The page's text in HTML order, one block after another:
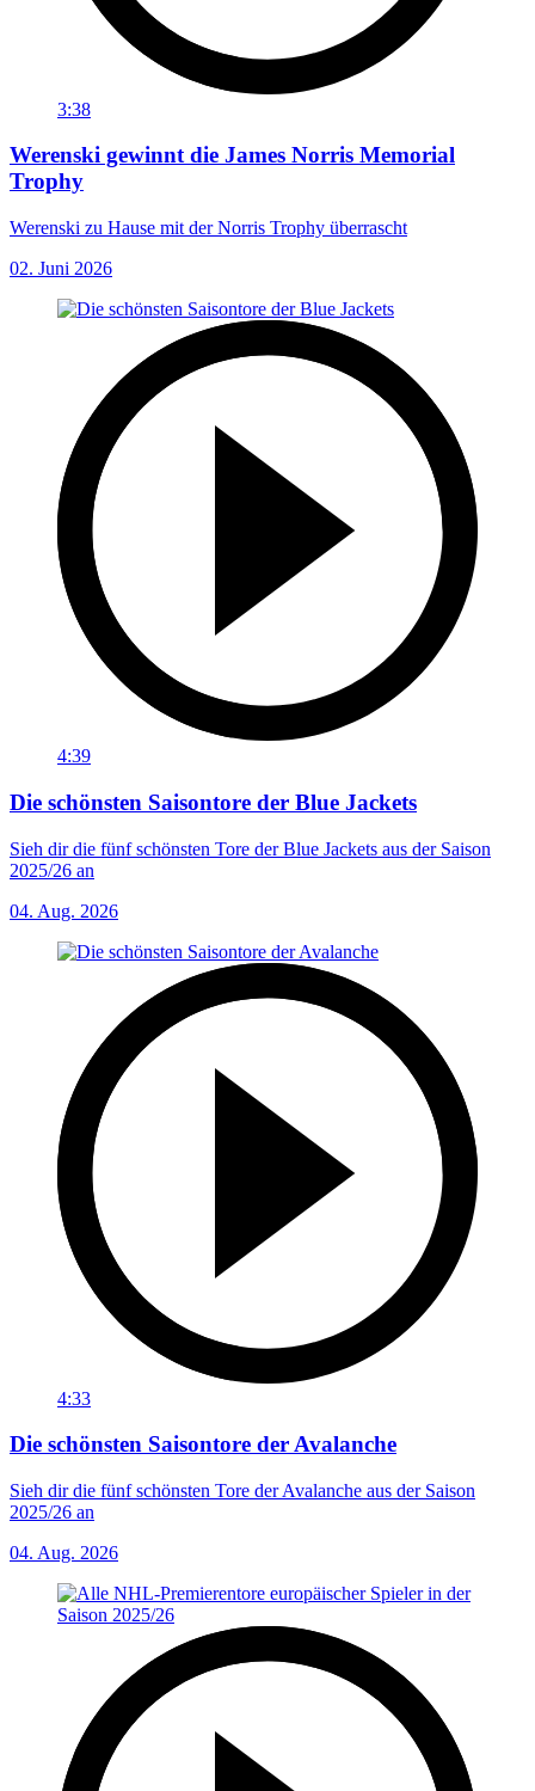
3:38
Werenski gewinnt die James Norris Memorial
Trophy
Werenski zu Hause mit der Norris Trophy überrascht
02. Juni 2026
4:39
Die schönsten Saisontore der Blue Jackets
Sieh dir die fünf schönsten Tore der Blue Jackets aus der Saison
2025/26 an
04. Aug. 2026
4:33
Die schönsten Saisontore der Avalanche
Sieh dir die fünf schönsten Tore der Avalanche aus der Saison
2025/26 an
04. Aug. 2026